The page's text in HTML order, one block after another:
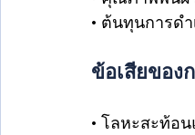
• ต้นทุนการด
ข้อเสียของ
• โลหะสะท้อ